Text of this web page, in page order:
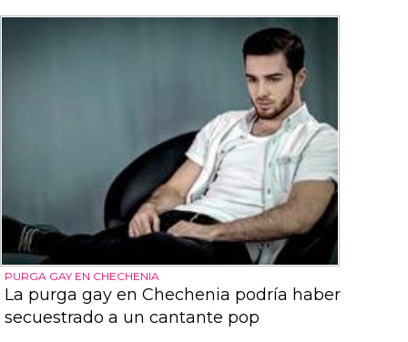
PURGA GAY EN CHECHENIA
La purga gay en Chechenia podría haber
secuestrado a un cantante pop